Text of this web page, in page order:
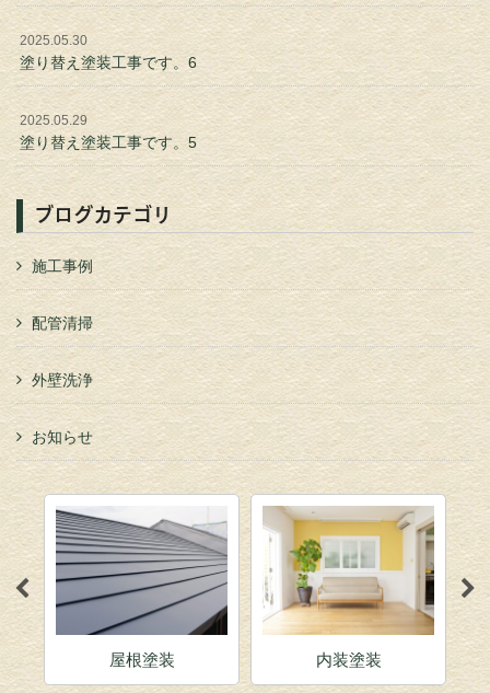
2025.05.30
塗り替え塗装工事です。6
2025.05.29
塗り替え塗装工事です。5
ブログカテゴリ
施工事例
配管清掃
外壁洗浄
お知らせ
内装塗装 店舗塗装